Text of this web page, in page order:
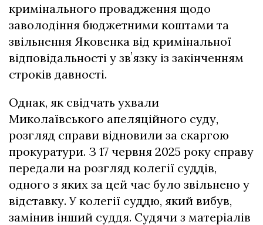
кримінального провадження щодо
заволодіння бюджетними коштами та
звільнення Яковенка від кримінальної
відповідальності у звʼязку із закінченням
строків давності.
Однак, як свідчать ухвали
Миколаївського апеляційного суду,
розгляд справи відновили за скаргою
прокуратури. З 17 червня 2025 року справу
передали на розгляд колегії суддів,
одного з яких за цей час було звільнено у
відставку. У колегії суддю, який вибув,
замінив інший суддя. Судячи з матеріалів